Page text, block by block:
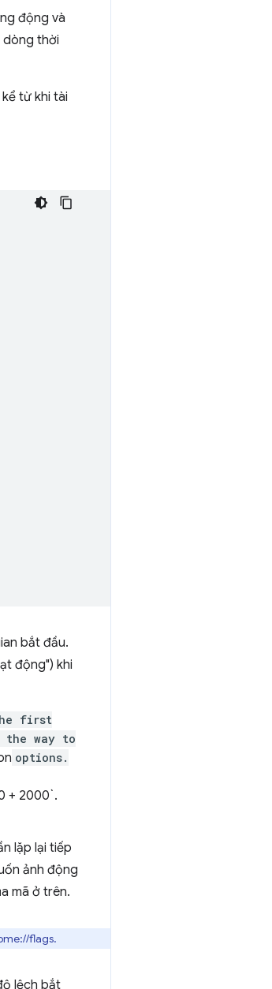
động và
dòng thời
từ khi tài
bắt đầu.
động") khi
first
way to
options.
+ 2000`.
lặp lại tiếp
ảnh động
mã ở trên.
flags.
lệch bắt